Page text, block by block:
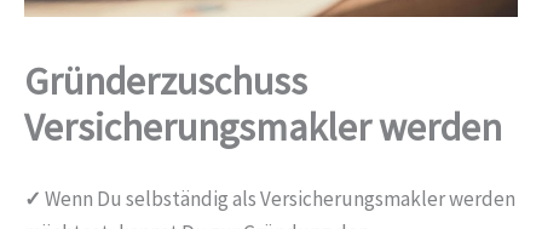
Gründerzuschuss
Versicherungsmakler werden
✓ Wenn Du selbständig als Versicherungsmakler werden